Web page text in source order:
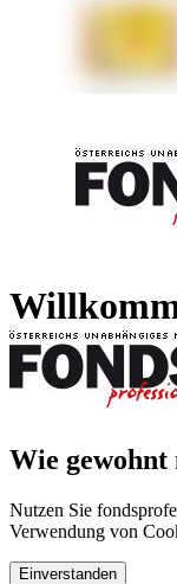
Wie gewohnt
Nutzen Sie
Verwendung von
Einverstanden